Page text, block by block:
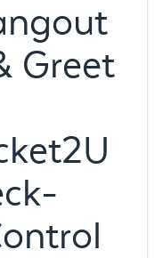
Greet